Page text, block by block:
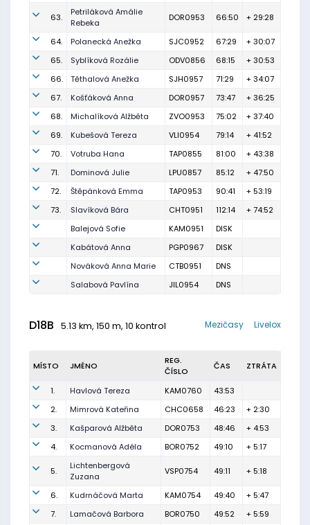
63.
Petriláková Amálie
Rebeka
DOR0953 66:50 + 29:28
64. Polanecká Anežka SJC0952 67:29
+ 30:07
65.
Syblíková Rozálie ODV0856 68:15
+ 30:53
66.
Těthalová Anežka SJH0957 71:29
+ 34:07
67.
Košťáková Anna DOR0957 73:47
+ 36:25
68.
Michalíková Alžběta ZVO0953 75:02
+ 37:40
69.
Kubešová Tereza VLI0954 79:14
+ 41:52
70.
Votruba Hana TAP0855 81:00
+ 43:38
71.
Dominová Julie LPU0857 85:12
+ 47:50
72.
Štěpánková Emma TAP0953 90:41
+ 53:19
73.
Slavíková Bára CHT0951 112:14
+ 74:52
Balejová Sofie
KAM0951
DISK
Kabátová Anna
PGP0967
DISK
Nováková Anna Marie
CTB0951
DNS
Salabová Pavlína
JIL0954 DNS
D18B 5.13 km, 150 m, 10 kontrol Livelox
Mezičasy
MÍSTO JMÉNO
REG.
ČÍSLO
ČAS ZTRÁTA
1. Havlová Tereza KAM0760
43:53
2.
Mimrová Kateřina CHC0658 46:23
+ 2:30
3.
Kašparová Alžběta DOR0753 48:46
+ 4:53
4.
Kocmanová Adéla BOR0752 49:10 + 5:17
5.
Lichtenbergová
Zuzana
VSP0754 49:11 + 5:18
6. Kudrnáčová Marta KAM0754 49:40
+ 5:47
7.
Lamačová Barbora BOR0750 49:52 + 5:59